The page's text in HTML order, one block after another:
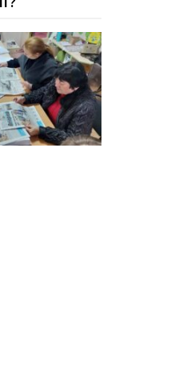
переміщеної
– 2026» у
життя»